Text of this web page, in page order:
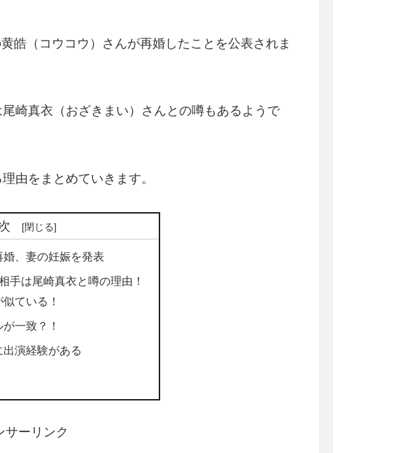
皓（コウコウ）さんが再婚したことを公表されま
崎真衣（おざきまい）さんとの噂もあるようで
由をまとめていきます。
、妻の妊娠を発表
手は尾崎真衣と噂の理由！
ている！
一致？！
演経験がある
サーリンク